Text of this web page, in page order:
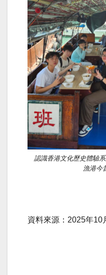
認識香港文化歷史體驗
漁港今
資料來源：2025年10